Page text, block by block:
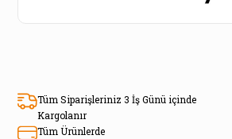
Tüm Siparişleriniz 3 İş Günü içinde
Kargolanır
Tüm Ürünlerde